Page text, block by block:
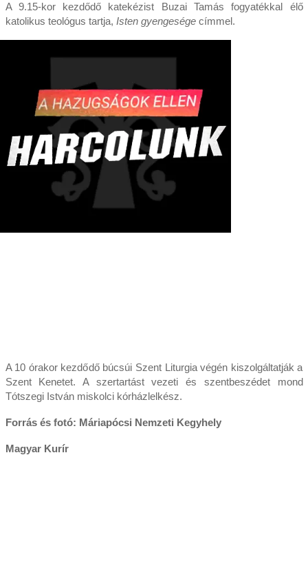
A 9.15-kor kezdődő katekézist Buzai Tamás fogyatékkal élő
katolikus teológus tartja, Isten gyengeségecímmel.
A 10 órakor kezdődő búcsúi Szent Liturgia végén kiszolgáltatják a
Szent Kenetet. A szertartást vezeti és szentbeszédet mond
Tótszegi István miskolci kórházlelkész.
Forrás és fotó: Máriapócsi Nemzeti Kegyhely
Magyar Kurír